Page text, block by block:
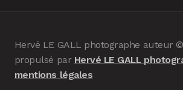
Hervé LE GALL photographe auteur
propulsé par Hervé LE GALL
mentions légales